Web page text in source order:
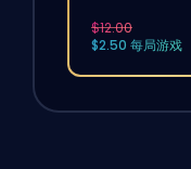
$12.00
$2.50 每局游戏